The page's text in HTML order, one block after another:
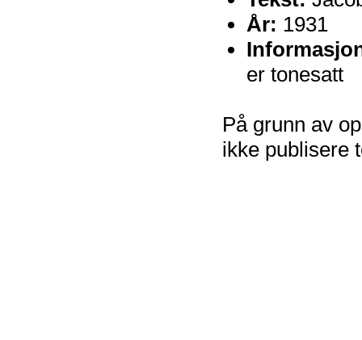
År: 1931
er tonesatt
På grunn av
ikke publisere